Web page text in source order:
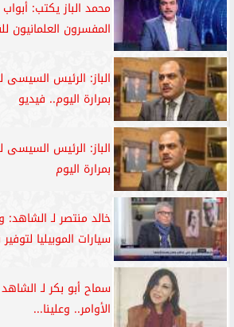
المفسرون العلمانيون
الباز: الرئيس السيسى
بمرارة اليوم.. فيديو
الباز: الرئيس السيسى
بمرارة اليوم
خالد منتصر لـ
سيارات الموبيليا
سماح أبو بكر لـ
الأوامر.. وعلينا...